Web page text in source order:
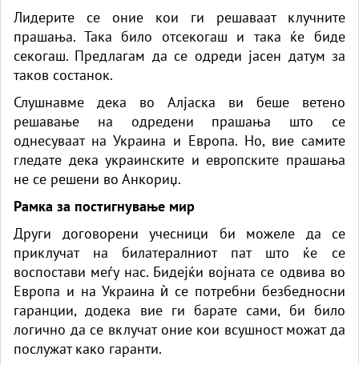
Лидерите се оние кои ги решаваат клучните
прашања. Така било отсекогаш и така ќе биде
секогаш. Предлагам да се одреди јасен датум за
таков состанок.
Слушнавме дека во Алјаска ви беше ветено
решавање на одредени прашања што се
однесуваат на Украина и Европа. Но, вие самите
гледате дека украинските и европските прашања
не се решени во Анкориџ.
Рамка за постигнување мир
Други договорени учесници би можеле да се
приклучат на билатералниот пат што ќе се
воспостави меѓу нас. Бидејќи војната се одвива во
Европа и на Украина ѝ се потребни безбедносни
гаранции, додека вие ги барате сами, би било
логично да се вклучат оние кои всушност можат да
послужат како гаранти.